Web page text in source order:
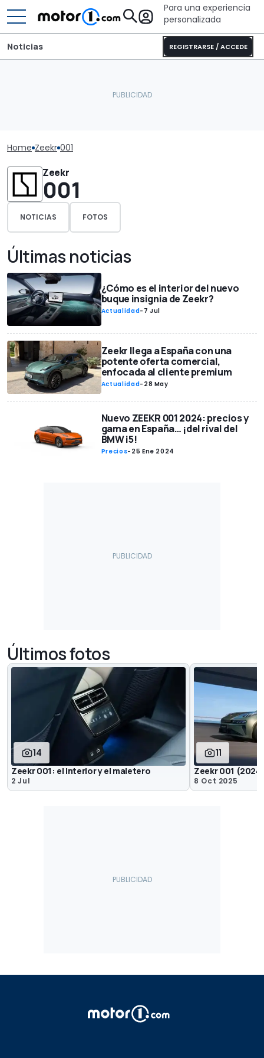
Para una experiencia
personalizada
REGISTRARSE / ACCEDE
Noticias
Home Zeekr 001
Zeekr
001
NOTICIAS FOTOS
Últimas noticias
¿Cómo es el interior del nuevo
buque insignia de Zeekr?
Actualidad- 7 Jul
Zeekr llega a España con una
potente oferta comercial,
enfocada al cliente premium
Actualidad- 28 May
Nuevo ZEEKR 001 2024: precios y
gama en España… ¡del rival del
BMW i5!
Precios- 25 Ene 2024
Últimos fotos
14
Zeekr 001: el interior y el maletero
2 Jul
11
Zeekr 001 (2024)
8 Oct 2025